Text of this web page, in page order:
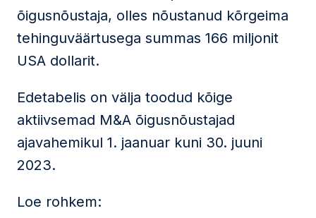
õigusnõustaja, olles nõustanud kõrgeima
tehinguväärtusega summas 166 miljonit
USA dollarit.
Edetabelis on välja toodud kõige
aktiivsemad M&A õigusnõustajad
ajavahemikul 1. jaanuar kuni 30. juuni
2023.
Loe rohkem: